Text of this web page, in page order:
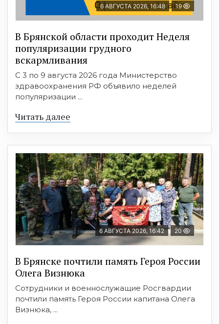
6 АВГУСТА 2026, 16:48 19
В Брянской области проходит Неделя
популяризации грудного
вскармливания
С 3 по 9 августа 2026 года Министерство
здравоохранения РФ объявило неделей
популяризации ...
Читать далее
6 АВГУСТА 2026, 16:42 20
В Брянске почтили память Героя России
Олега Визнюка
Сотрудники и военнослужащие Росгвардии
почтили память Героя России капитана Олега
Визнюка, ...